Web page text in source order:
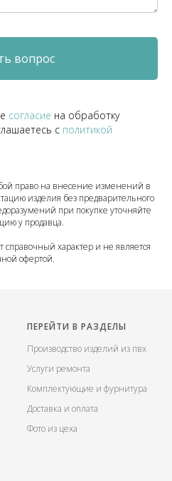
вопрос
согласие на обработку
c политикой
право на внесение изменений в
изделия без предварительного
при покупке уточняйте
у продавца.
справочный характер и не является
офертой.
ПЕРЕЙТИ В РАЗДЕЛЫ
Производство изделий из пвх
Услуги ремонта
Комплектующие и фурнитура
Доставка и оплата
Фото из цеха